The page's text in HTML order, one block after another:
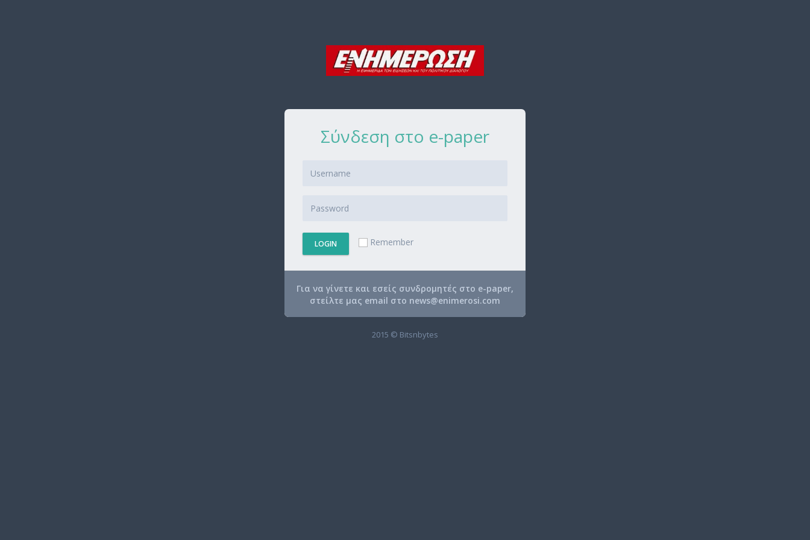
Σύνδεση στο e-paper
LOGIN Remember
Για να γίνετε και εσείς συνδρομητές στο e-paper,
στείλτε μας email στο news@enimerosi.com
2015 © Bitsnbytes